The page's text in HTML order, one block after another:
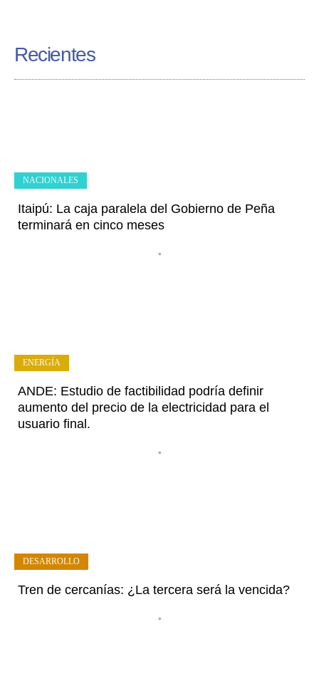
Recientes
Itaipú: La caja paralela del Gobierno de Peña
terminará en cinco meses
•
NACIONALES
ANDE: Estudio de factibilidad podría definir
aumento del precio de la electricidad para el
usuario final.
•
ENERGÍA
Tren de cercanías: ¿La tercera será la vencida?
•
DESARROLLO